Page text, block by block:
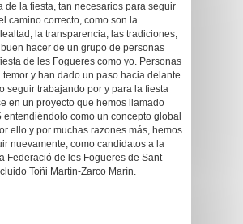
de la fiesta, tan necesarios para seguir
camino correcto, como son la
la transparencia, las tradiciones,
buen hacer de un grupo de personas
de les Fogueres como yo. Personas
y han dado un paso hacia delante
seguir trabajando por y para la fiesta
en un proyecto que hemos llamado
entendiéndolo como un concepto global
ello y por muchas razones más, hemos
nuevamente, como candidatos a la
Federació de les Fogueres de Sant
Toñi Martín-Zarco Marín.